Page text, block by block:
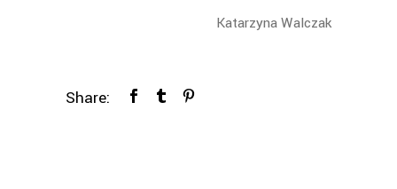
Katarzyna Walczak
Share: